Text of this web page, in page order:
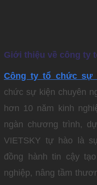
Giới thiệu về công ty
Công ty tổ chức sự
chức sự kiện chuyên
hơn 10 năm kinh
ngàn chương trình,
VIETSKY tự hào là
đồng hành tin cậy
nghiệp, nâng tầm